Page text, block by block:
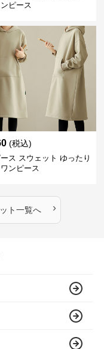
ピース
(税込)
ス スウェット ゆったり
ンピース
ト一覧へ ›